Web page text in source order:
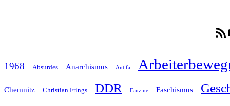
RSS-
1968 Absurdes Anarchismus Antifa
Chemnitz Christian Frings DDR Fanzine Faschismus